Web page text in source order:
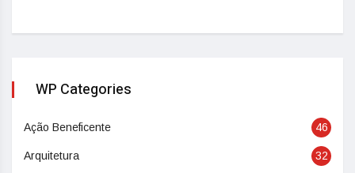
WP Categories
Ação Beneficente 46
Arquitetura 32